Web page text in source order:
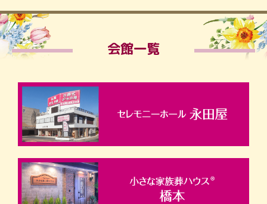
会館一覧